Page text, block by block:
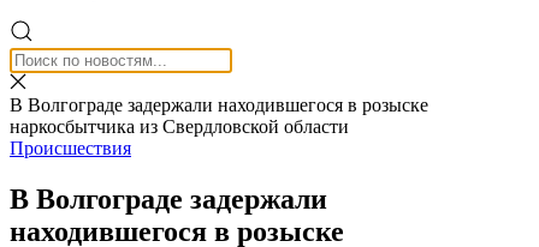
В Волгограде задержали находившегося в розыске
наркосбытчика из Свердловской области
Происшествия
В Волгограде задержали
находившегося в розыске